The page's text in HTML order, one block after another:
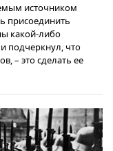
источником
присоединить
какой-либо
подчеркнул, что
– это сделать ее